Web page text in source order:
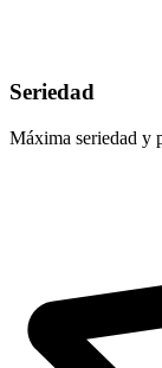
Seriedad
Máxima seriedad y